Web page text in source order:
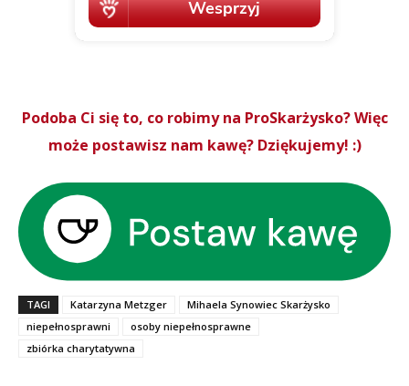
Podoba Ci się to, co robimy na ProSkarżysko? Więc
może postawisz nam kawę? Dziękujemy! :)
TAGI Katarzyna Metzger
Mihaela Synowiec Skarżysko
niepełnosprawni
osoby niepełnosprawne
zbiórka charytatywna